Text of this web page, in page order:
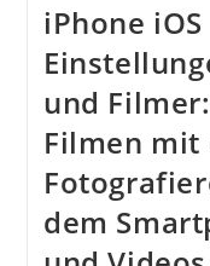
iPhone
und
Filmen mit
dem